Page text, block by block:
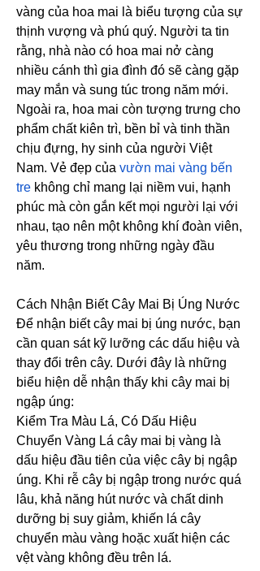
vàng của hoa mai là biểu tượng của sự
thịnh vượng và phú quý. Người ta tin
rằng, nhà nào có hoa mai nở càng
nhiều cánh thì gia đình đó sẽ càng gặp
may mắn và sung túc trong năm mới.
Ngoài ra, hoa mai còn tượng trưng cho
phẩm chất kiên trì, bền bỉ và tinh thần
chịu đựng, hy sinh của người Việt
Nam. Vẻ đẹp của vườn mai vàng bến
tre không chỉ mang lại niềm vui, hạnh
phúc mà còn gắn kết mọi người lại với
nhau, tạo nên một không khí đoàn viên,
yêu thương trong những ngày đầu
năm.
Cách Nhận Biết Cây Mai Bị Úng Nước
Để nhận biết cây mai bị úng nước, bạn
cần quan sát kỹ lưỡng các dấu hiệu và
thay đổi trên cây. Dưới đây là những
biểu hiện dễ nhận thấy khi cây mai bị
ngập úng:
Kiểm Tra Màu Lá, Có Dấu Hiệu
Chuyển Vàng Lá cây mai bị vàng là
dấu hiệu đầu tiên của việc cây bị ngập
úng. Khi rễ cây bị ngập trong nước quá
lâu, khả năng hút nước và chất dinh
dưỡng bị suy giảm, khiến lá cây
chuyển màu vàng hoặc xuất hiện các
vệt vàng không đều trên lá.